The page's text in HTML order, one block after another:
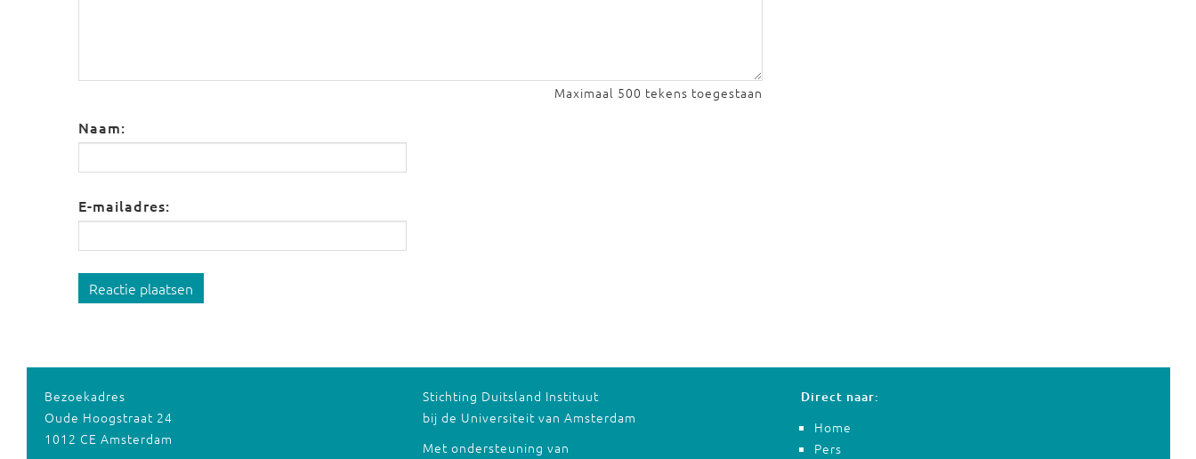
Maximaal 500 tekens toegestaan
Naam:
E-mailadres:
Reactie plaatsen
Bezoekadres
Oude Hoogstraat 24
1012 CE Amsterdam
Stichting Duitsland Instituut
bij de Universiteit van Amsterdam
Met ondersteuning van
Direct naar:
Home
Pers